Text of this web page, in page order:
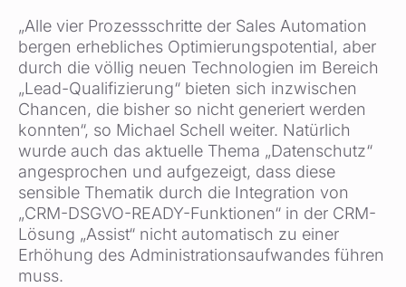
„Alle vier Prozessschritte der Sales Automation
bergen erhebliches Optimierungspotential, aber
durch die völlig neuen Technologien im Bereich
„Lead-Qualifizierung“ bieten sich inzwischen
Chancen, die bisher so nicht generiert werden
konnten“, so Michael Schell weiter. Natürlich
wurde auch das aktuelle Thema „Datenschutz“
angesprochen und aufgezeigt, dass diese
sensible Thematik durch die Integration von
„CRM-DSGVO-READY-Funktionen“ in der CRM-
Lösung „Assist“ nicht automatisch zu einer
Erhöhung des Administrationsaufwandes führen
muss.